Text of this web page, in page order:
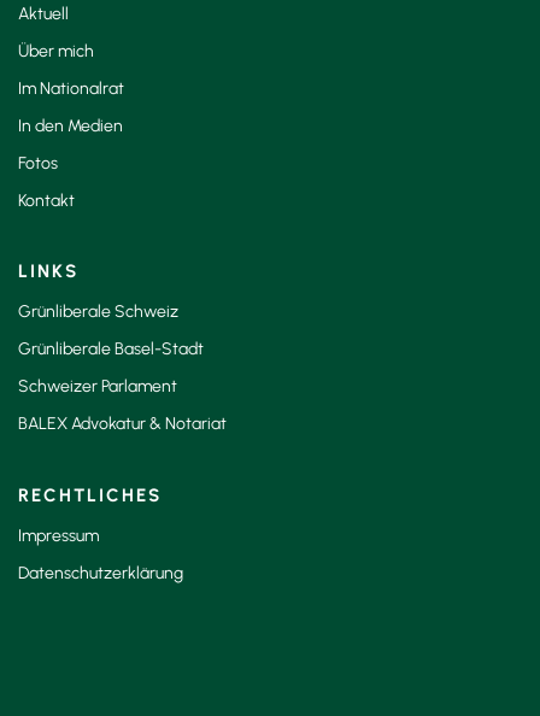
Aktuell
Über mich
Im Nationalrat
In den Medien
Fotos
Kontakt
LINKS
Grünliberale Schweiz
Grünliberale Basel-Stadt
Schweizer Parlament
BALEX Advokatur & Notariat
RECHTLICHES
Impressum
Datenschutzerklärung